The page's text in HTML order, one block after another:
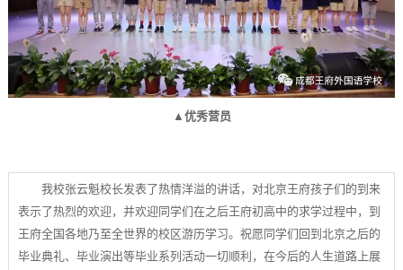
▲优秀营员
我校张云魁校长发表了热情洋溢的讲话，对北京王府孩子们的到来
表示了热烈的欢迎，并欢迎同学们在之后王府初高中的求学过程中，到
王府全国各地乃至全世界的校区游历学习。祝愿同学们回到北京之后的
毕业典礼、毕业演出等毕业系列活动一切顺利，在今后的人生道路上展